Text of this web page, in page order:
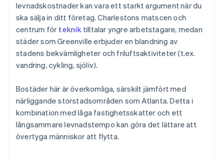
levnadskostnader kan vara ett starkt argument när du
ska sälja in ditt företag. Charlestons matscen och
centrum för teknik tilltalar yngre arbetstagare, medan
städer som Greenville erbjuder en blandning av
stadens bekvämligheter och friluftsaktiviteter (t.ex.
vandring, cykling, sjöliv).
Bostäder här är överkomliga, särskilt jämfört med
närliggande storstadsområden som Atlanta. Detta i
kombination med låga fastighetsskatter och ett
långsammare levnadstempo kan göra det lättare att
övertyga människor att flytta.